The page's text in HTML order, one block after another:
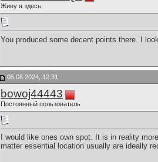
Живу я здесь
You produced some decent points there. I
05.08.2024, 12:31
bowoj44443
Постоянный пользователь
I would like ones own spot. It is in reality
matter essential location usually are ideally